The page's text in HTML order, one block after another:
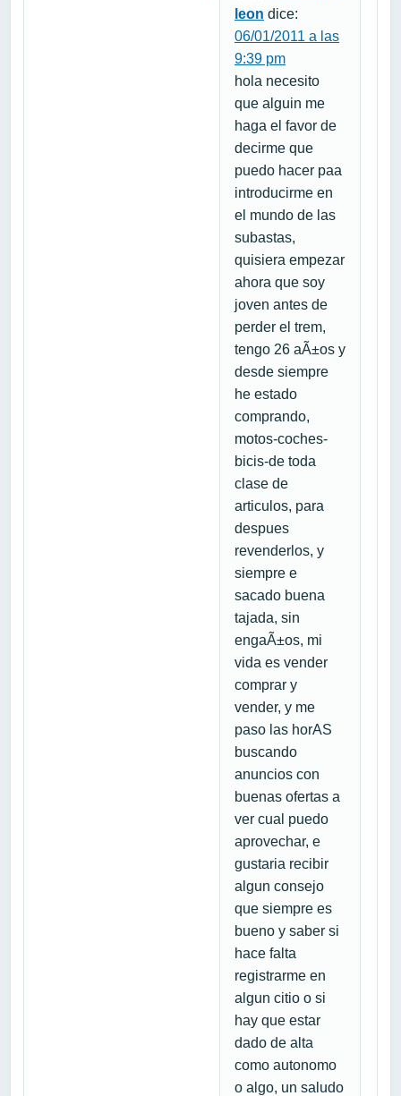
leon dice:
06/01/2011 a las
9:39 pm
hola necesito
que alguin me
haga el favor de
decirme que
puedo hacer paa
introducirme en
el mundo de las
subastas,
quisiera empezar
ahora que soy
joven antes de
perder el trem,
tengo 26 aÃ±os y
desde siempre
he estado
comprando,
motos-coches-
bicis-de toda
clase de
articulos, para
despues
revenderlos, y
siempre e
sacado buena
tajada, sin
engaÃ±os, mi
vida es vender
comprar y
vender, y me
paso las horAS
buscando
anuncios con
buenas ofertas a
ver cual puedo
aprovechar, e
gustaria recibir
algun consejo
que siempre es
bueno y saber si
hace falta
registrarme en
algun citio o si
hay que estar
dado de alta
como autonomo
o algo, un saludo